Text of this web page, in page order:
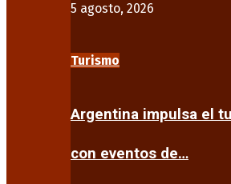
5 agosto, 2026
Turismo
Argentina impulsa el
con eventos de…